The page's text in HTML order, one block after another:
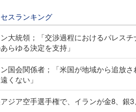
スランキング
大統領；「交渉過程におけるパレスチ
らゆる決定を支持」
国会関係者；「米国が地域から追放さ
くない」
ジア空手選手権で、イランが金8、銀3